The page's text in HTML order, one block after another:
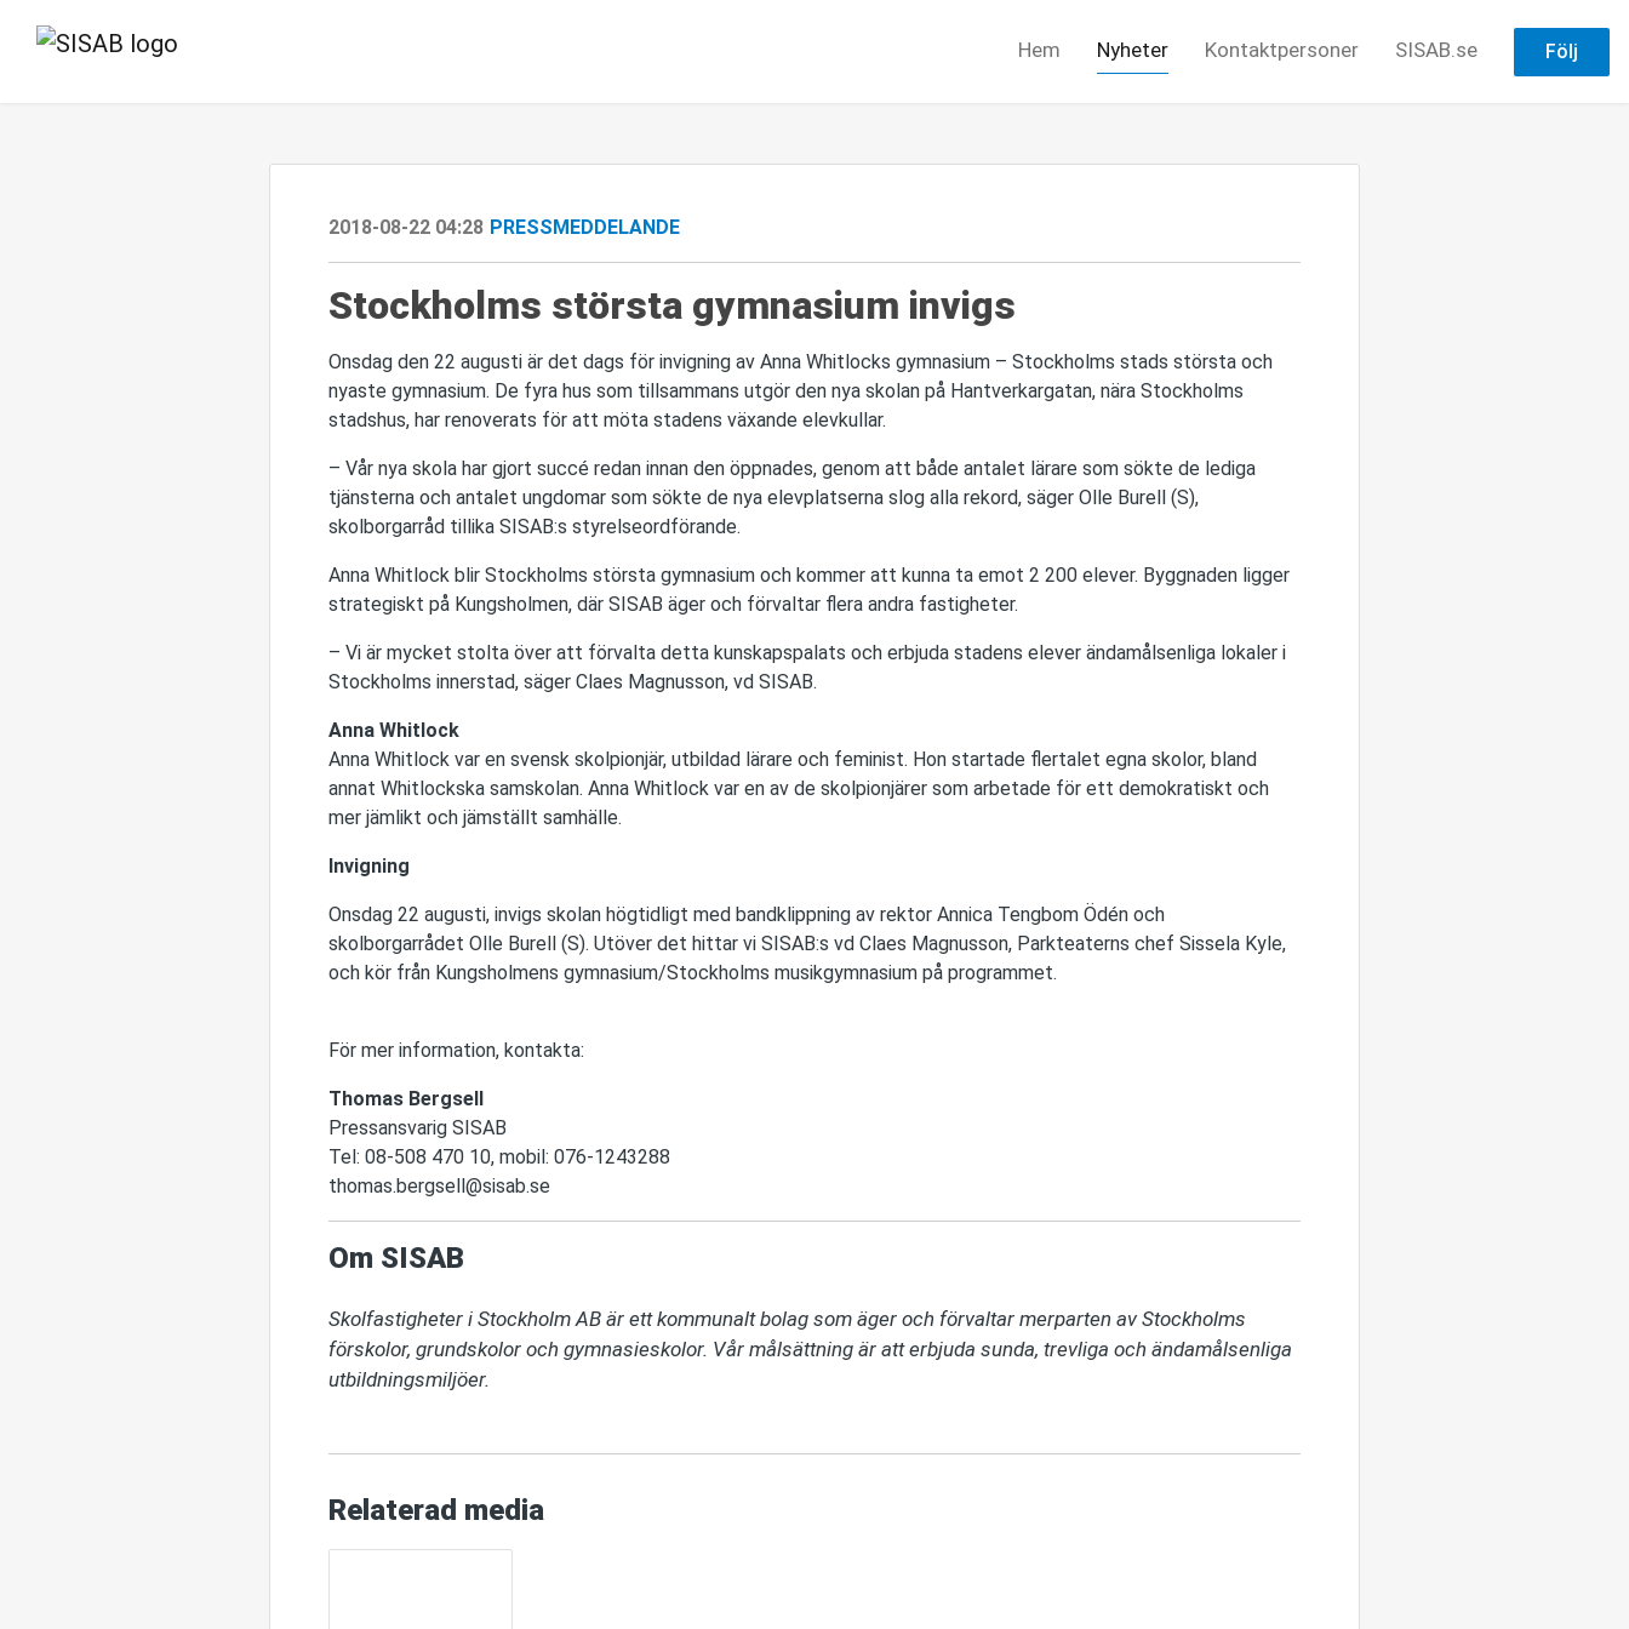
Hem Nyheter Kontaktpersoner SISAB.se Följ
2018-08-22 04:28 PRESSMEDDELANDE
Stockholms största gymnasium invigs
Onsdag den 22 augusti är det dags för invigning av Anna Whitlocks gymnasium – Stockholms stads största och
nyaste gymnasium. De fyra hus som tillsammans utgör den nya skolan på Hantverkargatan, nära Stockholms
stadshus, har renoverats för att möta stadens växande elevkullar.
– Vår nya skola har gjort succé redan innan den öppnades, genom att både antalet lärare som sökte de lediga
tjänsterna och antalet ungdomar som sökte de nya elevplatserna slog alla rekord, säger Olle Burell (S),
skolborgarråd tillika SISAB:s styrelseordförande.
Anna Whitlock blir Stockholms största gymnasium och kommer att kunna ta emot 2 200 elever. Byggnaden ligger
strategiskt på Kungsholmen, där SISAB äger och förvaltar flera andra fastigheter.
– Vi är mycket stolta över att förvalta detta kunskapspalats och erbjuda stadens elever ändamålsenliga lokaler i
Stockholms innerstad, säger Claes Magnusson, vd SISAB.
Anna Whitlock
Anna Whitlock var en svensk skolpionjär, utbildad lärare och feminist. Hon startade flertalet egna skolor, bland
annat Whitlockska samskolan. Anna Whitlock var en av de skolpionjärer som arbetade för ett demokratiskt och
mer jämlikt och jämställt samhälle.
Invigning
Onsdag 22 augusti, invigs skolan högtidligt med bandklippning av rektor Annica Tengbom Ödén och
skolborgarrådet Olle Burell (S). Utöver det hittar vi SISAB:s vd Claes Magnusson, Parkteaterns chef Sissela Kyle,
och kör från Kungsholmens gymnasium/Stockholms musikgymnasium på programmet.
För mer information, kontakta:
Thomas Bergsell
Pressansvarig SISAB
Tel: 08-508 470 10, mobil: 076-1243288
thomas.bergsell@sisab.se
Om SISAB
Skolfastigheter i Stockholm AB är ett kommunalt bolag som äger och förvaltar merparten av Stockholms
förskolor, grundskolor och gymnasieskolor. Vår målsättning är att erbjuda sunda, trevliga och ändamålsenliga
utbildningsmiljöer.
Relaterad media